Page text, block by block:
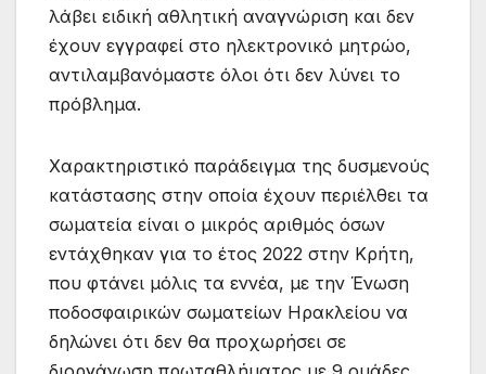
λάβει ειδική αθλητική αναγνώριση και δεν
έχουν εγγραφεί στο ηλεκτρονικό μητρώο,
αντιλαμβανόμαστε όλοι ότι δεν λύνει το
πρόβλημα.
Χαρακτηριστικό παράδειγμα της δυσμενούς
κατάστασης στην οποία έχουν περιέλθει τα
σωματεία είναι ο μικρός αριθμός όσων
εντάχθηκαν για το έτος 2022 στην Κρήτη,
που φτάνει μόλις τα εννέα, με την Ένωση
ποδοσφαιρικών σωματείων Ηρακλείου να
δηλώνει ότι δεν θα προχωρήσει σε